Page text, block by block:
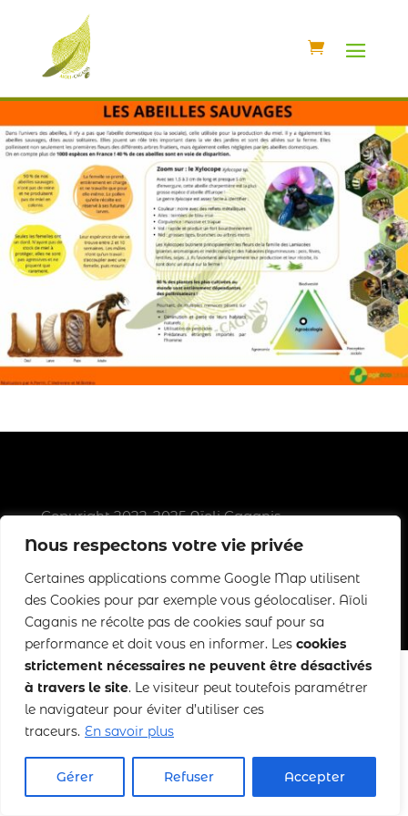
Nous respectons votre vie privée
Certaines applications comme Google Map utilisent
des Cookies pour par exemple vous géolocaliser. Aïoli
Caganis ne récolte pas de cookies sauf pour sa
performance et doit vous en informer. Les cookies
strictement nécessaires ne peuvent être désactivés
à travers le site. Le visiteur peut toutefois paramétrer
le navigateur pour éviter d’utiliser ces
traceurs. En savoir plus
Gérer Refuser Accepter
Copyright 2022-2025 Aïoli Caganis